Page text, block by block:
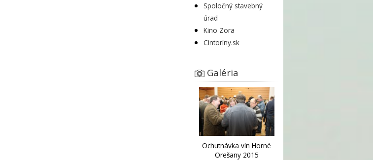
Spoločný stavebný
úrad
Kino Zora
Cintoríny.sk
Galéria
Ochutnávka vín Horné
Orešany 2015